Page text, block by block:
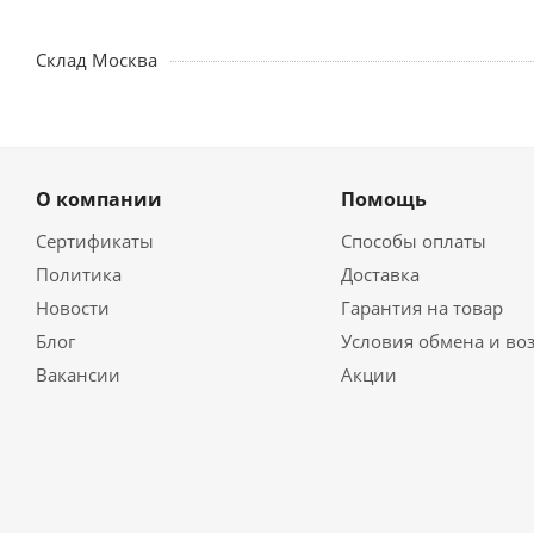
Склад Москва
О компании
Сертификаты
Политика
Новости
Блог
Вакансии
Помощь
Способы оплаты
Доставка
Гарантия на товар
Условия обмена и
Акции